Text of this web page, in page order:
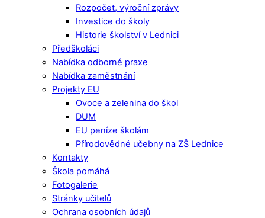
Rozpočet, výroční zprávy
Investice do školy
Historie školství v Lednici
Předškoláci
Nabídka odborné praxe
Nabídka zaměstnání
Projekty EU
Ovoce a zelenina do škol
DUM
EU peníze školám
Přírodovědné učebny na ZŠ Lednice
Kontakty
Škola pomáhá
Fotogalerie
Stránky učitelů
Ochrana osobních údajů